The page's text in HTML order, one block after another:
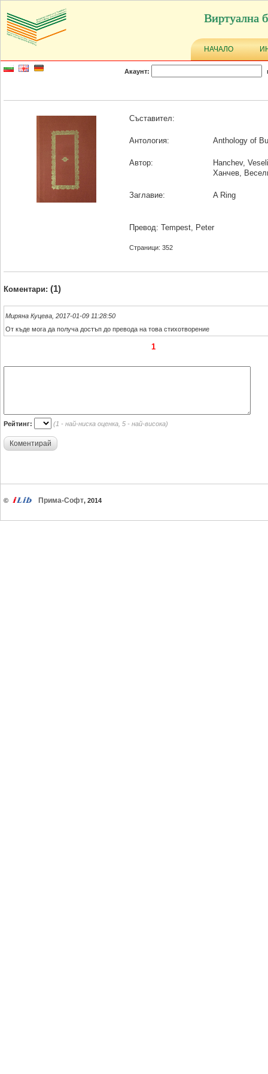
Виртуална
НАЧАЛО
Акаунт:
Съставител:
Антология: Anthology of
Автор:
Hanchev,
Ханчев,
Заглавие: A Ring
Превод: Tempest, Peter
Страници: 352
Коментари: (1)
Миряна Куцева, 2017-01-09 11:28:50
От къде мога да получа достъп до превода на това стихотворение
1
Рейтинг: (1 - най-ниска оценка, 5 - най-висока)
Коментирай
© Прима-Софт, 2014